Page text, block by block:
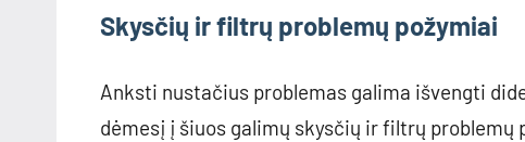
Skysčių ir filtrų problemų požymiai
Anksti nustačius problemas galima išvengti
dėmesį į šiuos galimų skysčių ir filtrų problemų